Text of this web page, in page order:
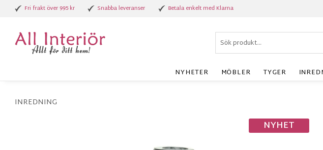
Fri frakt över 995 kr Snabba leveranser Betala enkelt med Klarna
NYHETER MÖBLER TYGER
INREDNING
NYHET